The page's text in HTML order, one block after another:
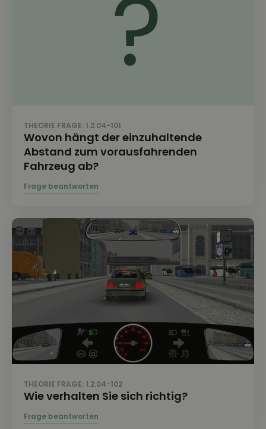
THEORIE FRAGE: 1.2.04-101
Wovon hängt der einzuhaltende
Abstand zum vorausfahrenden
Fahrzeug ab?
THEORIE FRAGE: 1.2.04-102
Wie verhalten Sie sich richtig?